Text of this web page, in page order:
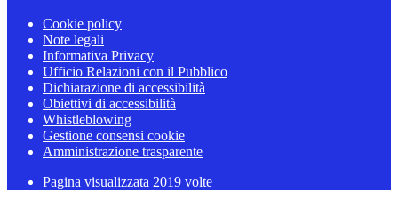
Cookie policy
Note legali
Informativa Privacy
Ufficio Relazioni con il Pubblico
Dichiarazione di accessibilità
Obiettivi di accessibilità
Whistleblowing
Gestione consensi cookie
Amministrazione trasparente
Pagina visualizzata 2019 volte